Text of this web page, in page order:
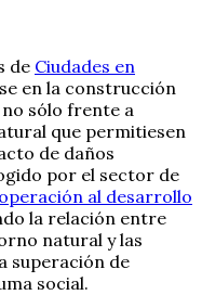
de Ciudades en
en la construcción
sólo frente a
que permitiesen
de daños
por el sector de
al desarrollo
la relación entre
natural y las
superación de
social.